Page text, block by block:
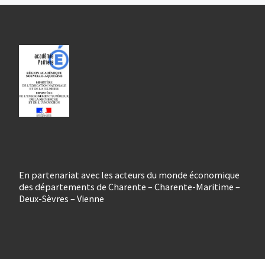
En partenariat avec les acteurs du monde économique
des départements de Charente – Charente-Maritime –
Deux-Sèvres – Vienne